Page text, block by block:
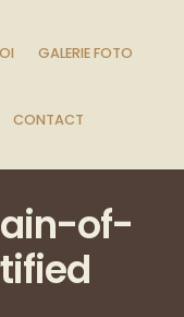
GALERIE FOTO
CONTACT
of-